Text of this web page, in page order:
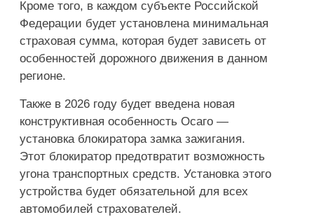
Кроме того, в каждом субъекте Российской
Федерации будет установлена минимальная
страховая сумма, которая будет зависеть от
особенностей дорожного движения в данном
регионе.
Также в 2026 году будет введена новая
конструктивная особенность Осаго —
установка блокиратора замка зажигания.
Этот блокиратор предотвратит возможность
угона транспортных средств. Установка этого
устройства будет обязательной для всех
автомобилей страхователей.